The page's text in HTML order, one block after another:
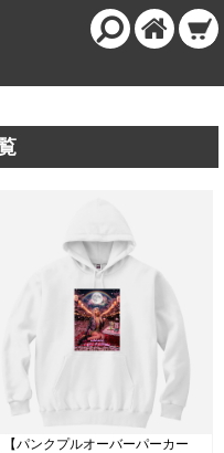
【パンクプルオーバーパーカー